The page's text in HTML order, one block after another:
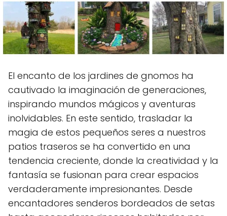
El encanto de los jardines de gnomos ha
cautivado la imaginación de generaciones,
inspirando mundos mágicos y aventuras
inolvidables. En este sentido, trasladar la
magia de estos pequeños seres a nuestros
patios traseros se ha convertido en una
tendencia creciente, donde la creatividad y la
fantasía se fusionan para crear espacios
verdaderamente impresionantes. Desde
encantadores senderos bordeados de setas